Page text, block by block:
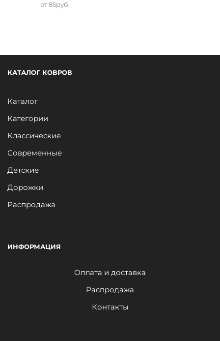
от85руб.
КАТАЛОГ КОВРОВ
Каталог
Категории
Классические
Современные
Детские
Дорожки
Распродажа
ИНФОРМАЦИЯ
Оплата и доставка
Распродажа
Контакты